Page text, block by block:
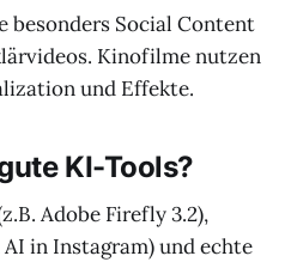
besonders Social Content
Kinofilme nutzen
und Effekte.
KI-Tools?
Adobe Firefly 3.2),
in Instagram) und echte